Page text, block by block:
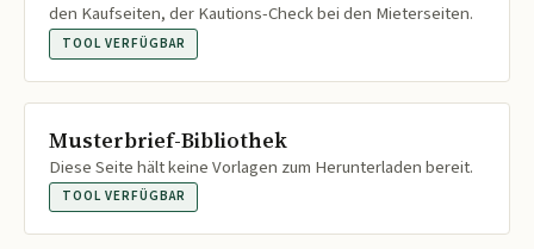
den Kaufseiten, der Kautions-Check bei den Mieterseiten.
TOOL VERFÜGBAR
Musterbrief-Bibliothek
Diese Seite hält keine Vorlagen zum Herunterladen bereit.
TOOL VERFÜGBAR